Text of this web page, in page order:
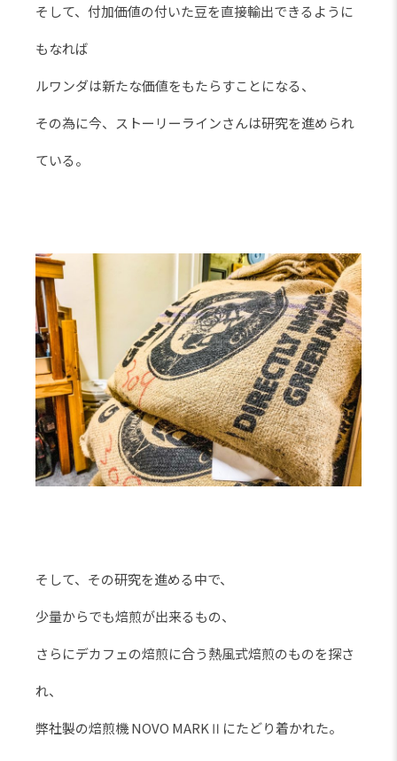
そして、付加価値の付いた豆を直接輸出できるように
もなれば
ルワンダは新たな価値をもたらすことになる、
その為に今、ストーリーラインさんは研究を進められ
ている。
そして、その研究を進める中で、
少量からでも焙煎が出来るもの、
さらにデカフェの焙煎に合う熱風式焙煎のものを探さ
れ、
弊社製の焙煎機 NOVO MARKⅡにたどり着かれた。